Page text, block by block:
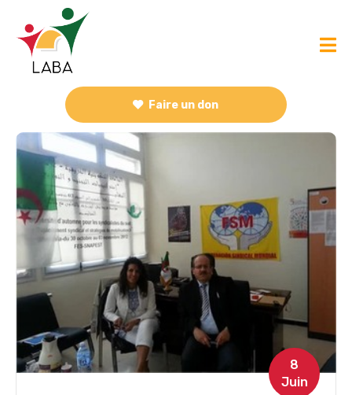
Faire un don
8
Juin